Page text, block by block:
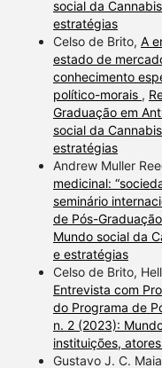
social da
estratégias
Celso de Brito, A
estado de
conhecimento
político-morais ,
Graduação em
social da
estratégias
Andrew Muller
medicinal:
seminário
de Pós-
Mundo social da
e estratégias
Celso de Brito,
Entrevista com
do Programa de
n. 2 (2023):
instituições,
Gustavo J. C.